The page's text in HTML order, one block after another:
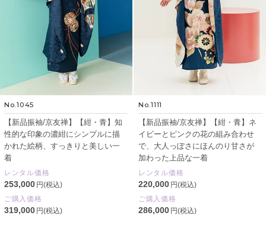
No.1045
【新品振袖/京友禅】【紺・青】知
性的な印象の濃紺にシンプルに描
かれた絵柄、すっきりと美しい一
着
レンタル価格
253,000 円(税込)
ご購入価格
319,000 円(税込)
No.1111
【新品振袖/京友禅】【紺・青】ネ
イビーとピンクの花の組み合わせ
で、大人っぽさにほんのり甘さが
加わった上品な一着
レンタル価格
220,000 円(税込)
ご購入価格
286,000 円(税込)